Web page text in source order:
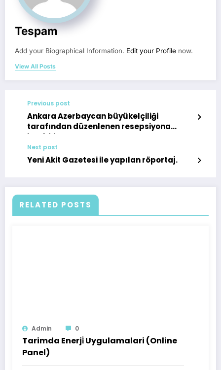
Tespam
Add your Biographical Information. Edit your Profile now.
View All Posts
Previous post
Ankara Azerbaycan büyükelçiliği
tarafından düzenlenen resepsiyona
katıldık.
Next post
Yeni Akit Gazetesi ile yapılan röportaj.
RELATED POSTS
Admin 0
Tarimda Enerji̇ Uygulamalari (Online
Panel)